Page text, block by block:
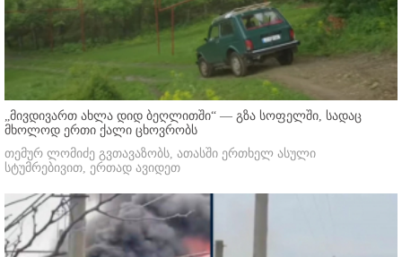
„მივდივართ ახლა დიდ ბეღლითში“ — გზა სოფელში, სადაც
მხოლოდ ერთი ქალი ცხოვრობს
თემურ ლომიძე გვთავაზობს, ათასში ერთხელ ასული
სტუმრებივით, ერთად ავიდეთ